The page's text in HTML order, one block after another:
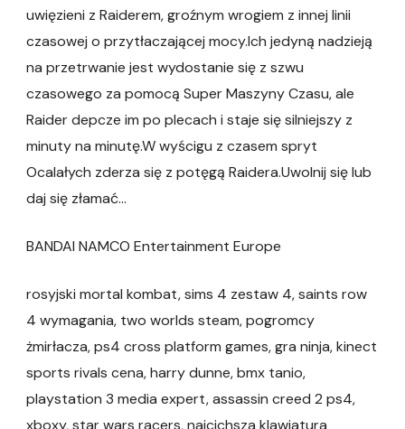
uwięzieni z Raiderem, groźnym wrogiem z innej linii
czasowej o przytłaczającej mocy.Ich jedyną nadzieją
na przetrwanie jest wydostanie się z szwu
czasowego za pomocą Super Maszyny Czasu, ale
Raider depcze im po plecach i staje się silniejszy z
minuty na minutę.W wyścigu z czasem spryt
Ocalałych zderza się z potęgą Raidera.Uwolnij się lub
daj się złamać…
BANDAI NAMCO Entertainment Europe
rosyjski mortal kombat, sims 4 zestaw 4, saints row
4 wymagania, two worlds steam, pogromcy
żmirłacza, ps4 cross platform games, gra ninja, kinect
sports rivals cena, harry dunne, bmx tanio,
playstation 3 media expert, assassin creed 2 ps4,
xboxy, star wars racers, najcichsza klawiatura